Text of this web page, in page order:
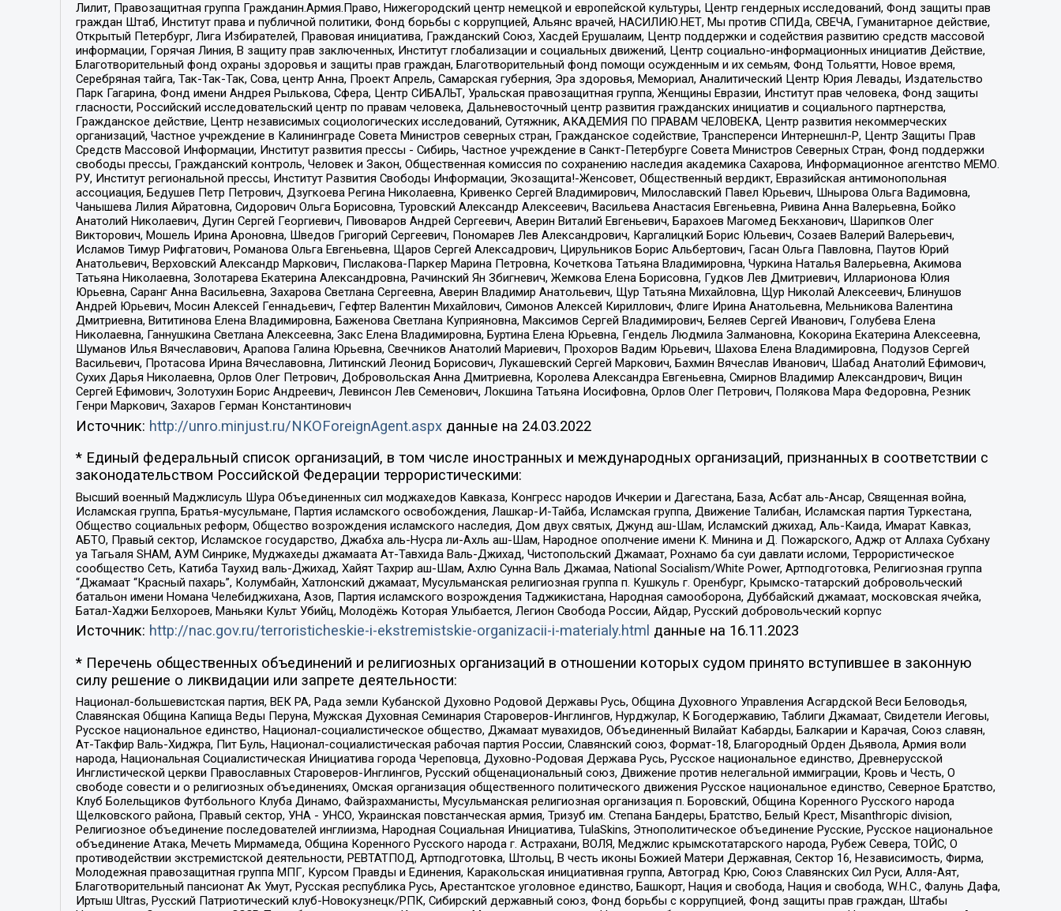
Лилит, Правозащитная группа Гражданин.Армия.Право, Нижегородский центр немецкой и европейской культуры, Центр гендерных исследований, Фонд защиты прав
граждан Штаб, Институт права и публичной политики, Фонд борьбы с коррупцией, Альянс врачей, НАСИЛИЮ.НЕТ, Мы против СПИДа, СВЕЧА, Гуманитарное действие,
Открытый Петербург, Лига Избирателей, Правовая инициатива, Гражданский Союз, Хасдей Ерушалаим, Центр поддержки и содействия развитию средств массовой
информации, Горячая Линия, В защиту прав заключенных, Институт глобализации и социальных движений, Центр социально-информационных инициатив Действие,
Благотворительный фонд охраны здоровья и защиты прав граждан, Благотворительный фонд помощи осужденным и их семьям, Фонд Тольятти, Новое время,
Серебряная тайга, Так-Так-Так, Сова, центр Анна, Проект Апрель, Самарская губерния, Эра здоровья, Мемориал, Аналитический Центр Юрия Левады, Издательство
Парк Гагарина, Фонд имени Андрея Рылькова, Сфера, Центр СИБАЛЬТ, Уральская правозащитная группа, Женщины Евразии, Институт прав человека, Фонд защиты
гласности, Российский исследовательский центр по правам человека, Дальневосточный центр развития гражданских инициатив и социального партнерства,
Гражданское действие, Центр независимых социологических исследований, Сутяжник, АКАДЕМИЯ ПО ПРАВАМ ЧЕЛОВЕКА, Центр развития некоммерческих
организаций, Частное учреждение в Калининграде Совета Министров северных стран, Гражданское содействие, Трансперенси Интернешнл-Р, Центр Защиты Прав
Средств Массовой Информации, Институт развития прессы - Сибирь, Частное учреждение в Санкт-Петербурге Совета Министров Северных Стран, Фонд поддержки
свободы прессы, Гражданский контроль, Человек и Закон, Общественная комиссия по сохранению наследия академика Сахарова, Информационное агентство МЕМО.
РУ, Институт региональной прессы, Институт Развития Свободы Информации, Экозащита!-Женсовет, Общественный вердикт, Евразийская антимонопольная
ассоциация, Бедушев Петр Петрович, Дзугкоева Регина Николаевна, Кривенко Сергей Владимирович, Милославский Павел Юрьевич, Шнырова Ольга Вадимовна,
Чанышева Лилия Айратовна, Сидорович Ольга Борисовна, Туровский Александр Алексеевич, Васильева Анастасия Евгеньевна, Ривина Анна Валерьевна, Бойко
Анатолий Николаевич, Дугин Сергей Георгиевич, Пивоваров Андрей Сергеевич, Аверин Виталий Евгеньевич, Барахоев Магомед Бекханович, Шарипков Олег
Викторович, Мошель Ирина Ароновна, Шведов Григорий Сергеевич, Пономарев Лев Александрович, Каргалицкий Борис Юльевич, Созаев Валерий Валерьевич,
Исламов Тимур Рифгатович, Романова Ольга Евгеньевна, Щаров Сергей Алексадрович, Цирульников Борис Альбертович, Гасан Ольга Павловна, Паутов Юрий
Анатольевич, Верховский Александр Маркович, Пислакова-Паркер Марина Петровна, Кочеткова Татьяна Владимировна, Чуркина Наталья Валерьевна, Акимова
Татьяна Николаевна, Золотарева Екатерина Александровна, Рачинский Ян Збигневич, Жемкова Елена Борисовна, Гудков Лев Дмитриевич, Илларионова Юлия
Юрьевна, Саранг Анна Васильевна, Захарова Светлана Сергеевна, Аверин Владимир Анатольевич, Щур Татьяна Михайловна, Щур Николай Алексеевич, Блинушов
Андрей Юрьевич, Мосин Алексей Геннадьевич, Гефтер Валентин Михайлович, Симонов Алексей Кириллович, Флиге Ирина Анатольевна, Мельникова Валентина
Дмитриевна, Вититинова Елена Владимировна, Баженова Светлана Куприяновна, Максимов Сергей Владимирович, Беляев Сергей Иванович, Голубева Елена
Николаевна, Ганнушкина Светлана Алексеевна, Закс Елена Владимировна, Буртина Елена Юрьевна, Гендель Людмила Залмановна, Кокорина Екатерина Алексеевна,
Шуманов Илья Вячеславович, Арапова Галина Юрьевна, Свечников Анатолий Мариевич, Прохоров Вадим Юрьевич, Шахова Елена Владимировна, Подузов Сергей
Васильевич, Протасова Ирина Вячеславовна, Литинский Леонид Борисович, Лукашевский Сергей Маркович, Бахмин Вячеслав Иванович, Шабад Анатолий Ефимович,
Сухих Дарья Николаевна, Орлов Олег Петрович, Добровольская Анна Дмитриевна, Королева Александра Евгеньевна, Смирнов Владимир Александрович, Вицин
Сергей Ефимович, Золотухин Борис Андреевич, Левинсон Лев Семенович, Локшина Татьяна Иосифовна, Орлов Олег Петрович, Полякова Мара Федоровна, Резник
Генри Маркович, Захаров Герман Константинович
Источник: http://unro.minjust.ru/NKOForeignAgent.aspxданные на 24.03.2022
* Единый федеральный список организаций, в том числе иностранных и международных организаций, признанных в соответствии с
законодательством Российской Федерации террористическими:
Высший военный Маджлисуль Шура Объединенных сил моджахедов Кавказа, Конгресс народов Ичкерии и Дагестана, База, Асбат аль-Ансар, Священная война,
Исламская группа, Братья-мусульмане, Партия исламского освобождения, Лашкар-И-Тайба, Исламская группа, Движение Талибан, Исламская партия Туркестана,
Общество социальных реформ, Общество возрождения исламского наследия, Дом двух святых, Джунд аш-Шам, Исламский джихад, Аль-Каида, Имарат Кавказ,
АБТО, Правый сектор, Исламское государство, Джабха аль-Нусра ли-Ахль аш-Шам, Народное ополчение имени К. Минина и Д. Пожарского, Аджр от Аллаха Субхану
уа Тагьаля SHAM, АУМ Синрике, Муджахеды джамаата Ат-Тавхида Валь-Джихад, Чистопольский Джамаат, Рохнамо ба суи давлати исломи, Террористическое
сообщество Сеть, Катиба Таухид валь-Джихад, Хайят Тахрир аш-Шам, Ахлю Сунна Валь Джамаа, National Socialism/White Power, Артподготовка, Религиозная группа
“Джамаат “Красный пахарь”, Колумбайн, Хатлонский джамаат, Мусульманская религиозная группа п. Кушкуль г. Оренбург, Крымско-татарский добровольческий
батальон имени Номана Челебиджихана, Азов, Партия исламского возрождения Таджикистана, Народная самооборона, Дуббайский джамаат, московская ячейка,
Батал-Хаджи Белхороев, Маньяки Культ Убийц, Молодёжь Которая Улыбается, Легион Свобода России, Айдар, Русский добровольческий корпус
Источник: http://nac.gov.ru/terroristicheskie-i-ekstremistskie-organizacii-i-materialy.html данные на 16.11.2023
* Перечень общественных объединений и религиозных организаций в отношении которых судом принято вступившее в законную
силу решение о ликвидации или запрете деятельности:
Национал-большевистская партия, ВЕК РА, Рада земли Кубанской Духовно Родовой Державы Русь, Община Духовного Управления Асгардской Веси Беловодья,
Славянская Община Капища Веды Перуна, Мужская Духовная Семинария Староверов-Инглингов, Нурджулар, К Богодержавию, Таблиги Джамаат, Свидетели Иеговы,
Русское национальное единство, Национал-социалистическое общество, Джамаат мувахидов, Объединенный Вилайат Кабарды, Балкарии и Карачая, Союз славян,
Ат-Такфир Валь-Хиджра, Пит Буль, Национал-социалистическая рабочая партия России, Славянский союз, Формат-18, Благородный Орден Дьявола, Армия воли
народа, Национальная Социалистическая Инициатива города Череповца, Духовно-Родовая Держава Русь, Русское национальное единство, Древнерусской
Инглистической церкви Православных Староверов-Инглингов, Русский общенациональный союз, Движение против нелегальной иммиграции, Кровь и Честь, О
свободе совести и о религиозных объединениях, Омская организация общественного политического движения Русское национальное единство, Северное Братство,
Клуб Болельщиков Футбольного Клуба Динамо, Файзрахманисты, Мусульманская религиозная организация п. Боровский, Община Коренного Русского народа
Щелковского района, Правый сектор, УНА - УНСО, Украинская повстанческая армия, Тризуб им. Степана Бандеры, Братство, Белый Крест, Misanthropic division,
Религиозное объединение последователей инглиизма, Народная Социальная Инициатива, TulaSkins, Этнополитическое объединение Русские, Русское национальное
объединение Атака, Мечеть Мирмамеда, Община Коренного Русского народа г. Астрахани, ВОЛЯ, Меджлис крымскотатарского народа, Рубеж Севера, ТОЙС, О
противодействии экстремистской деятельности, РЕВТАТПОД, Артподготовка, Штольц, В честь иконы Божией Матери Державная, Сектор 16, Независимость, Фирма,
Молодежная правозащитная группа МПГ, Курсом Правды и Единения, Каракольская инициативная группа, Автоград Крю, Союз Славянских Сил Руси, Алля-Аят,
Благотворительный пансионат Ак Умут, Русская республика Русь, Арестантское уголовное единство, Башкорт, Нация и свобода, Нация и свобода, W.H.С., Фалунь Дафа,
Иртыш Ultras, Русский Патриотический клуб-Новокузнецк/РПК, Сибирский державный союз, Фонд борьбы с коррупцией, Фонд защиты прав граждан, Штабы